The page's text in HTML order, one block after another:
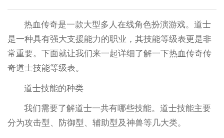
热血传奇是一款大型多人在线角色扮演游戏。道士
是一种具有强大支援能力的职业，其技能等级表更是非
常重要。下面就让我们来一起详细了解一下热血传奇传
奇道士技能等级表。
道士技能的种类
我们需要了解道士一共有哪些技能。道士技能主要
分为攻击型、防御型、辅助型及神兽等几大类。